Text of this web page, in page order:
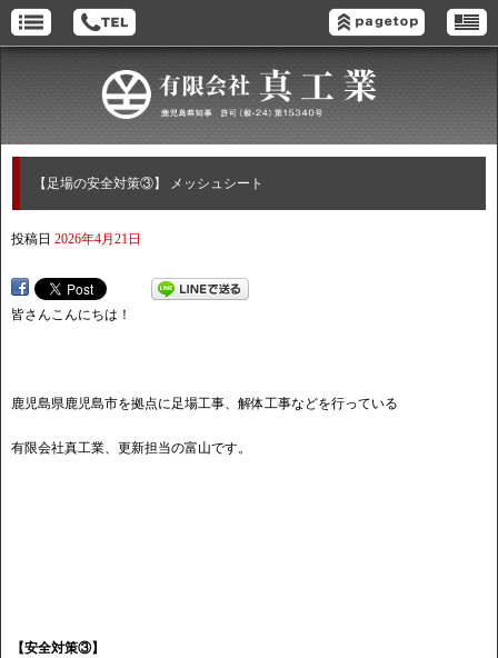
【足場の安全対策③】 メッシュシート
投稿日 2026年4月21日
皆さんこんにちは！
鹿児島県鹿児島市を拠点に足場工事、解体工事などを行っている
有限会社真工業、更新担当の富山です。
【安全対策③】